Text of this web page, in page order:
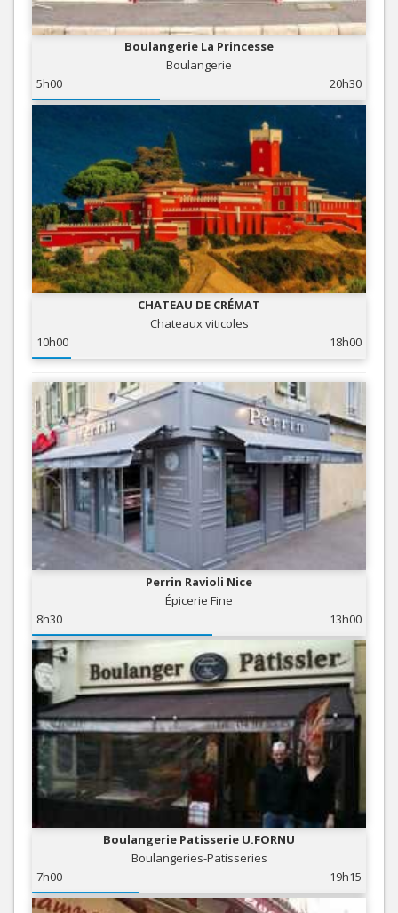
Boulangerie La Princesse
Boulangerie
5h00
20h30
CHATEAU DE CRÉMAT
Chateaux viticoles
10h00
18h00
Perrin Ravioli Nice
Épicerie Fine
8h30
13h00
Boulangerie Patisserie U.FORNU
Boulangeries-Patisseries
7h00
19h15